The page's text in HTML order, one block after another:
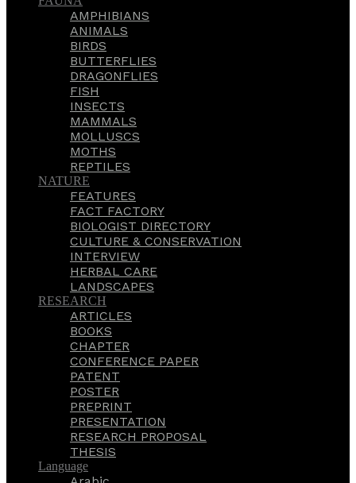
AMPHIBIANS
ANIMALS
BIRDS
BUTTERFLIES
DRAGONFLIES
FISH
INSECTS
MAMMALS
MOLLUSCS
MOTHS
REPTILES
NATURE
FEATURES
FACT FACTORY
BIOLOGIST DIRECTORY
CULTURE & CONSERVATION
INTERVIEW
HERBAL CARE
LANDSCAPES
RESEARCH
ARTICLES
BOOKS
CHAPTER
CONFERENCE PAPER
PATENT
POSTER
PREPRINT
PRESENTATION
RESEARCH PROPOSAL
THESIS
Language